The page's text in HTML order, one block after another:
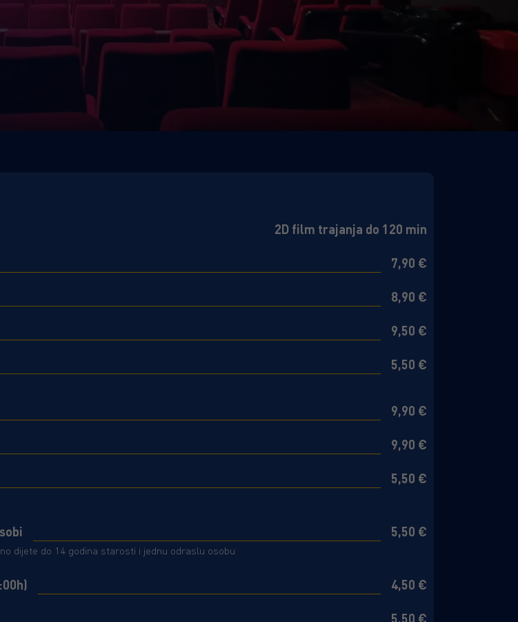
2D film trajanja do 120 min
7,90 €
8,90 €
9,50 €
5,50 €
9,90 €
9,90 €
5,50 €
5,50 €
dijete do 14 godina starosti i jednu odraslu osobu
4,50 €
5,50 €